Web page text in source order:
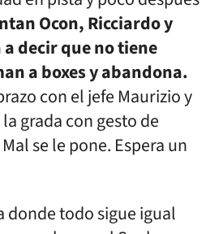
Ocon, Ricciardo y
decir que no tiene
a boxes y abandona.
con el jefe Maurizio y
grada con gesto de
se le pone. Espera un
donde todo sigue igual